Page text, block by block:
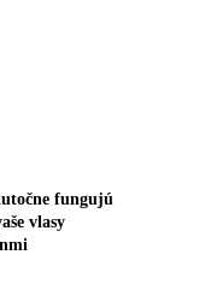
fungujú
vlasy